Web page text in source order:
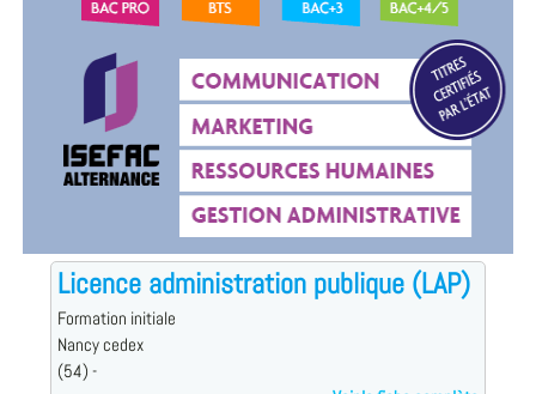
Licence administration publique (LAP)
Formation initiale
Nancy cedex
(54) -